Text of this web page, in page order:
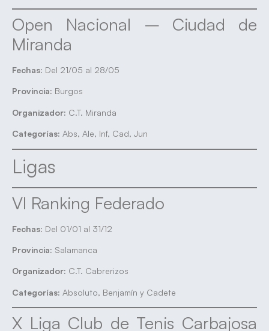
Open Nacional – Ciudad de
Miranda
Fechas: Del 21/05 al 28/05
Provincia: Burgos
Organizador: C.T. Miranda
Categorías: Abs, Ale, Inf, Cad, Jun
Ligas
VI Ranking Federado
Fechas: Del 01/01 al 31/12
Provincia: Salamanca
Organizador: C.T. Cabrerizos
Categorías: Absoluto, Benjamín y Cadete
X Liga Club de Tenis Carbajosa